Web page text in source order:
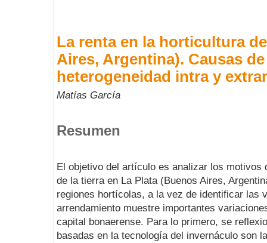
La renta en la horticultura
Aires, Argentina). Causas
heterogeneidad intra y
Matías García
Resumen
El objetivo del artículo es analizar los motivos
de la tierra en La Plata (Buenos Aires,
regiones hortícolas, a la vez de identificar las
arrendamiento muestre importantes
capital bonaerense. Para lo primero, se
basadas en la tecnología del invernáculo son